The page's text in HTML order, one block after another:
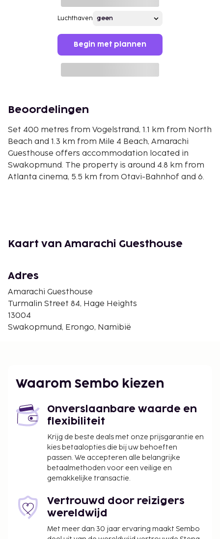
Luchthaven
Begin met plannen
Beoordelingen
Set 400 metres from Vogelstrand, 1.1 km from North
Beach and 1.3 km from Mile 4 Beach, Amarachi
Guesthouse offers accommodation located in
Swakopmund. The property is around 4.8 km from
Atlanta cinema, 5.5 km from Otavi-Bahnhof and 6.
Kaart van Amarachi Guesthouse
Adres
Amarachi Guesthouse
Turmalin Street 84, Hage Heights
13004
Swakopmund, Erongo, Namibië
Waarom Sembo kiezen
Onverslaanbare waarde en
flexibiliteit
Krijg de beste deals met onze prijsgarantie en
kies betaalopties die bij uw behoeften
passen. We accepteren alle belangrijke
betaalmethoden voor een veilige en
gemakkelijke transactie.
Vertrouwd door reizigers
wereldwijd
Met meer dan 30 jaar ervaring maakt Sembo